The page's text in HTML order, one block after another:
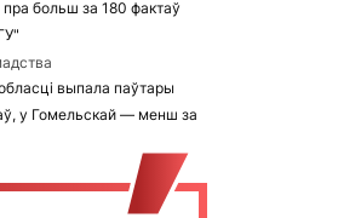
больш за 180 фактаў
выпала паўтары
у Гомельскай — менш за